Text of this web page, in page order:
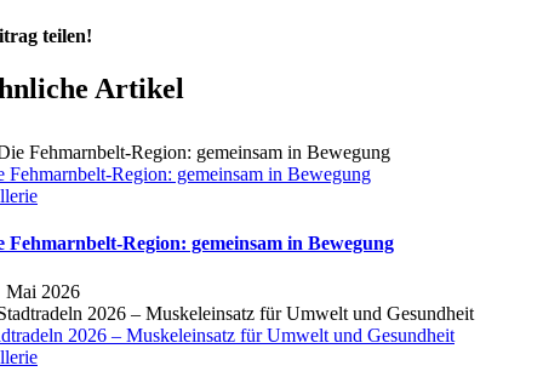
teilen!
Artikel
Fehmarnbelt-Region: gemeinsam in Bewegung
Fehmarnbelt-Region: gemeinsam in Bewegung
Mai 2026
2026 – Muskeleinsatz für Umwelt und Gesundheit